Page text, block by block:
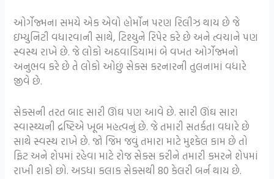
ઓર્ગેજ્મના સમયે એક એવો હોર્મોન પરણ રિલીઝ થાય છે જે
ઇમ્યુનિટી વધારવાની સાથે, ટિશ્યુને રિપેર કરે છે અને ત્વચાને પણ
સ્વસ્થ રાખે છે. જે લોકો અઠવાડિયામાં બે વખત ઓર્ગેજ્મનો
અનુભવ કરે છે તે લોકો ઓછું સેક્સ કરનારની તુલનામાં વધારે
જીવે છે.
સેક્સની તરત બાદ સારી ઊંઘ પણ આવે છે. સારી ઊંઘ સારા
સ્વાસ્થ્યની દ્રષ્ટિએ ખૂબ મહત્વનું છે. જે તમારી સતર્કતા વધારે છે
સાથે સ્વસ્થ રાખે છે. જો જિમ જવું તમારા માટે મુશ્કેલ કામ છે તો
ફિટ અને શેપમાં રહેવા માટે રોજ સેક્સ કરીને તમારી કમરને શેપમાં
રાખી શકો છો. અડધા કલાક સેક્સથી 80 કેલરી બર્ન થાય છે.